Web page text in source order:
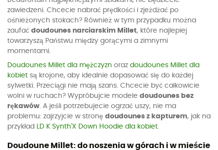
zawiedzeni. Chcecie nabrać prędkości i zjeżdżać po
ośnieżonych stokach? Również w tym przypadku można
zaufać doudounes narciarskim Millet, które najlepiej
towarzyszą Państwu między gorącymi a zimnymi
momentami.
Doudounes Millet dla mężczyzn oraz doudounes Millet dla
kobiet są krojone, aby idealnie dopasować się do każdej
sylwetki. Przeciągi nie mają szans. Chcecie być całkowicie
wolni w ruchach? Wypróbujcie modele doudounes bez
rękawów. A jeśli potrzebujecie ogrzać uszy, nie ma
problemu: zajrzyjcie w stronę doudounes z kapturem, jak na
przykład LD K Synth'X Down Hoodie dla kobiet.
Doudoune Millet: do noszenia w górach i w mieście